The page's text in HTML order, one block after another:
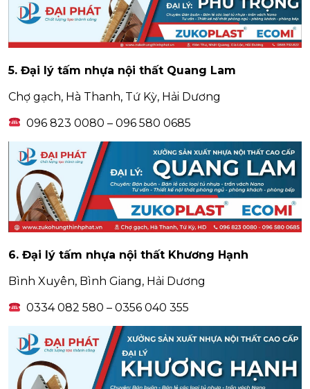
5. Đại lý tấm nhựa nội thất Quang Lam
Chợ gạch, Hà Thanh, Tứ Kỳ, Hải Dương
096 823 0080 – 096 580 0685
6. Đại lý tấm nhựa nội thất Khương Hạnh
Bình Xuyên, Bình Giang, Hải Dương
0334 082 580 – 0356 040 355